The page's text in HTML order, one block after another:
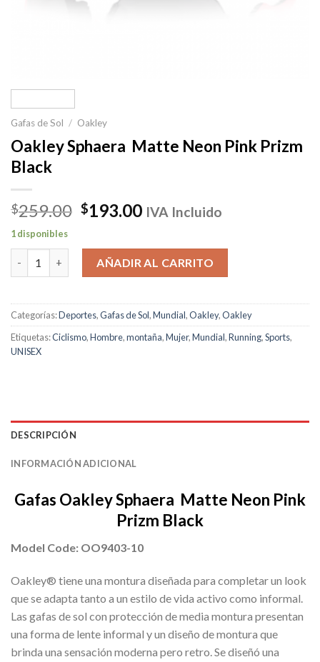
Gafas de Sol / Oakley
Oakley Sphaera Matte Neon Pink Prizm
Black
$259.00 El
original
era:
$259.00.
$193.00El
actual
es:
$193.00.
IVA Incluido
1 disponibles
Oakley Sphaera Matte Neon Pink Prizm Black cantidad
AÑADIR AL CARRITO
Categorías:Deportes,Gafas de Sol,Mundial,Oakley,Oakley
Etiquetas:Ciclismo,Hombre,montaña,Mujer,Mundial,Running,Sports,
UNISEX
DESCRIPCIÓN
INFORMACIÓN ADICIONAL
Gafas Oakley Sphaera Matte Neon Pink
Prizm Black
Model Code: OO9403-10
Oakley® tiene una montura diseñada para completar un look
que se adapta tanto a un estilo de vida activo como informal.
Las gafas de sol con protección de media montura presentan
una forma de lente informal y un diseño de montura que
brinda una sensación moderna pero retro. Se diseñó una